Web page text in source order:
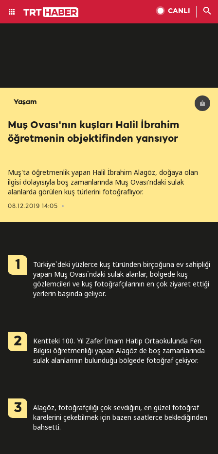
CANLI
Yaşam
Muş Ovası'nın kuşları Halil İbrahim
öğretmenin objektifinden yansıyor
08.12.2019 14:05
Muş'ta öğretmenlik yapan Halil İbrahim Alagöz, doğaya olan
ilgisi dolayısıyla boş zamanlarında Muş Ovası'ndaki sulak
alanlarda görülen kuş türlerini fotoğraflıyor.
1
Türkiye`deki yüzlerce kuş türünden birçoğuna ev sahipliği
yapan Muş Ovası`ndaki sulak alanlar, bölgede kuş
gözlemcileri ve kuş fotoğrafçılarının en çok ziyaret ettiği
yerlerin başında geliyor.
2
Kentteki 100. Yıl Zafer İmam Hatip Ortaokulunda Fen
Bilgisi öğretmenliği yapan Alagöz de boş zamanlarında
sulak alanlarının bulunduğu bölgede fotoğraf çekiyor.
3
Alagöz, fotoğrafçılığı çok sevdiğini, en güzel fotoğraf
karelerini çekebilmek için bazen saatlerce beklediğinden
bahsetti.